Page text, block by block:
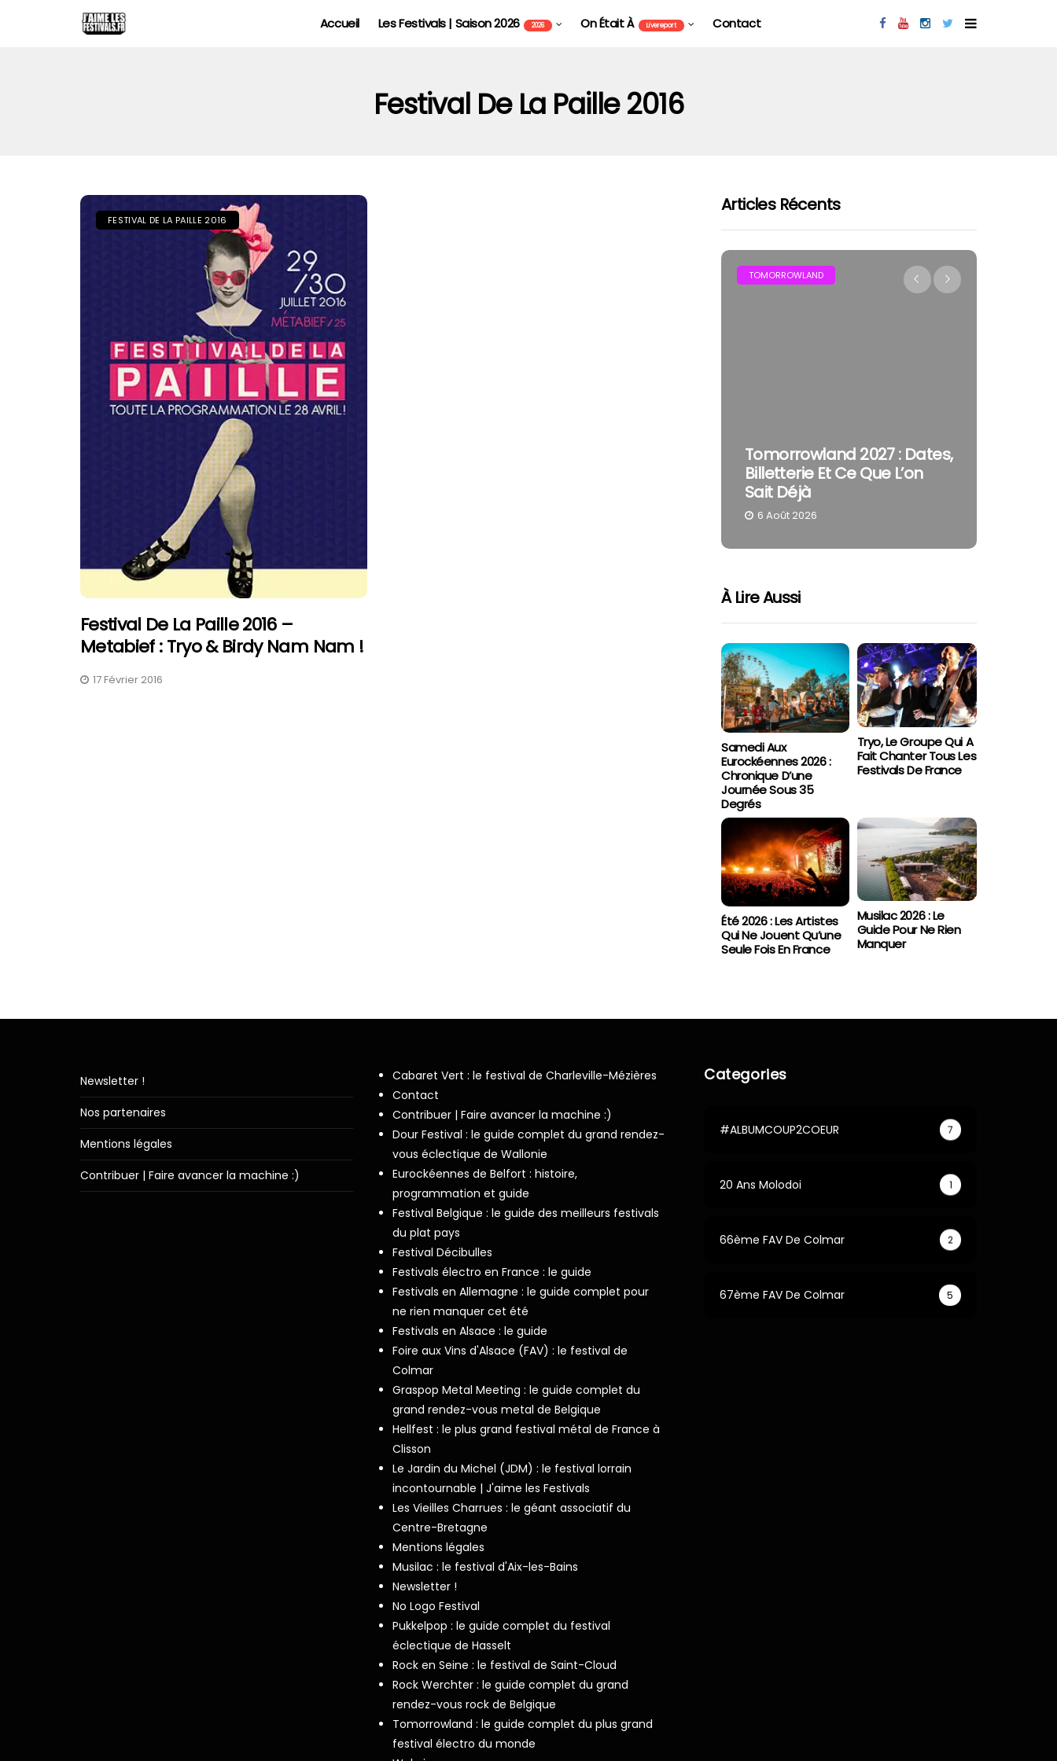
Accueil Les Festivals | Saison 2026 2026 On Était À Livereport Contact
Festival De La Paille 2016
FESTIVAL DE LA PAILLE 2016
Festival De La Paille 2016 –
Metabief : Tryo & Birdy Nam Nam !
17 Février 2016
Articles Récents
TOMORROWLAND
Tomorrowland 2027 : Dates,
Billetterie Et Ce Que L’on
Sait Déjà
6 Août 2026
À Lire Aussi
Samedi Aux
Eurockéennes 2026 :
Chronique D’une
Journée Sous 35
Degrés
Tryo, Le Groupe Qui A
Fait Chanter Tous Les
Festivals De France
Été 2026 : Les Artistes
Qui Ne Jouent Qu’une
Seule Fois En France
Musilac 2026 : Le
Guide Pour Ne Rien
Manquer
Newsletter !
Nos partenaires
Mentions légales
Contribuer | Faire avancer la machine :)
Cabaret Vert : le festival de Charleville-Mézières
Contact
Contribuer | Faire avancer la machine :)
Dour Festival : le guide complet du grand rendez-
vous éclectique de Wallonie
Eurockéennes de Belfort : histoire,
programmation et guide
Festival Belgique : le guide des meilleurs festivals
du plat pays
Festival Décibulles
Festivals électro en France : le guide
Festivals en Allemagne : le guide complet pour
ne rien manquer cet été
Festivals en Alsace : le guide
Foire aux Vins d'Alsace (FAV) : le festival de
Colmar
Graspop Metal Meeting : le guide complet du
grand rendez-vous metal de Belgique
Hellfest : le plus grand festival métal de France à
Clisson
Le Jardin du Michel (JDM) : le festival lorrain
incontournable | J'aime les Festivals
Les Vieilles Charrues : le géant associatif du
Centre-Bretagne
Mentions légales
Musilac : le festival d'Aix-les-Bains
Newsletter !
No Logo Festival
Pukkelpop : le guide complet du festival
éclectique de Hasselt
Rock en Seine : le festival de Saint-Cloud
Rock Werchter : le guide complet du grand
rendez-vous rock de Belgique
Tomorrowland : le guide complet du plus grand
festival électro du monde
Categories
#ALBUMCOUP2COEUR 7
20 Ans Molodoi 1
66ème FAV De Colmar 2
67ème FAV De Colmar 5